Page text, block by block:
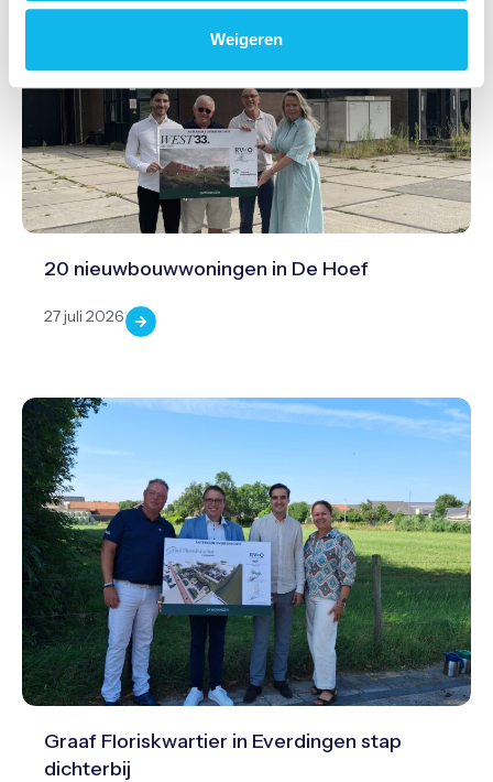
Weigeren
20 nieuwbouwwoningen in De Hoef
27 juli 2026
Graaf Floriskwartier in Everdingen stap
dichterbij